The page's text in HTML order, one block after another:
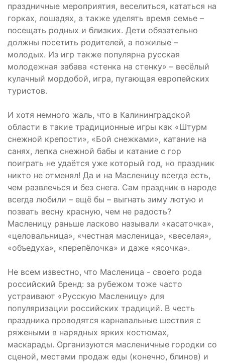
праздничные мероприятия, веселиться, кататься на
горках, лошадях, а также уделять время семье –
посещать родных и близких. Дети обязательно
должны посетить родителей, а пожилые –
молодых. Из игр также популярна русская
молодежная забава «стенка на стенку» – весёлый
кулачный мордобой, игра, пугающая европейских
туристов.
И хотя немного жаль, что в Калининградской
области в такие традиционные игры как «Штурм
снежной крепости», «Бой снежками», катание на
санях, лепка снежной бабы и катание с гор
поиграть не удаётся уже который год, но праздник
никто не отменял! Да и на Масленицу всегда есть,
чем развлечься и без снега. Сам праздник в народе
всегда любили – ещё бы – выгнать зиму лютую и
позвать весну красную, чем не радость?
Масленицу раньше ласково называли «касаточка»,
«целовальница», «честная масленица», «веселая»,
«объедуха», «пеpепёлочка» и даже «ясочка».
Не всем известно, что Масленица - своего рода
российский бренд: за рубежом тоже часто
устраивают «Русскую Масленицу» для
популяризации российских традиций. В честь
праздника проводятся карнавальные шествия с
ряжеными в нарядных ярких костюмах,
маскарады. Организуются масленичные городки со
сценой, местами продаж еды (конечно, блинов) и